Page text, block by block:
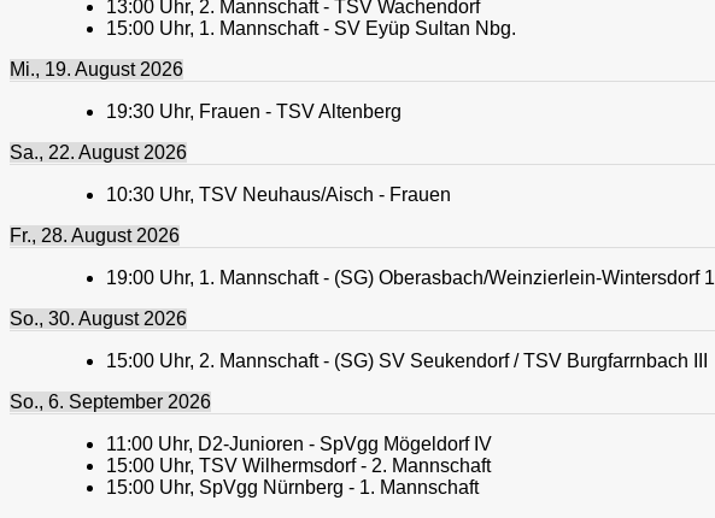
13:00 Uhr, 2. Mannschaft - TSV Wachendorf
15:00 Uhr, 1. Mannschaft - SV Eyüp Sultan Nbg.
Mi., 19. August 2026
19:30 Uhr, Frauen - TSV Altenberg
Sa., 22. August 2026
10:30 Uhr, TSV Neuhaus/Aisch - Frauen
Fr., 28. August 2026
19:00 Uhr, 1. Mannschaft - (SG) Oberasbach/Weinzierlein-Wintersdorf 1
So., 30. August 2026
15:00 Uhr, 2. Mannschaft - (SG) SV Seukendorf / TSV Burgfarrnbach III
So., 6. September 2026
11:00 Uhr, D2-Junioren - SpVgg Mögeldorf IV
15:00 Uhr, TSV Wilhermsdorf - 2. Mannschaft
15:00 Uhr, SpVgg Nürnberg - 1. Mannschaft